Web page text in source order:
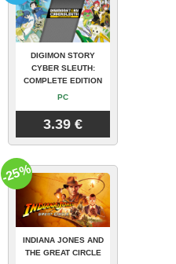
DIGIMON STORY
CYBER SLEUTH:
COMPLETE EDITION
PC
3.39 €
INDIANA JONES AND
THE GREAT CIRCLE
-25%